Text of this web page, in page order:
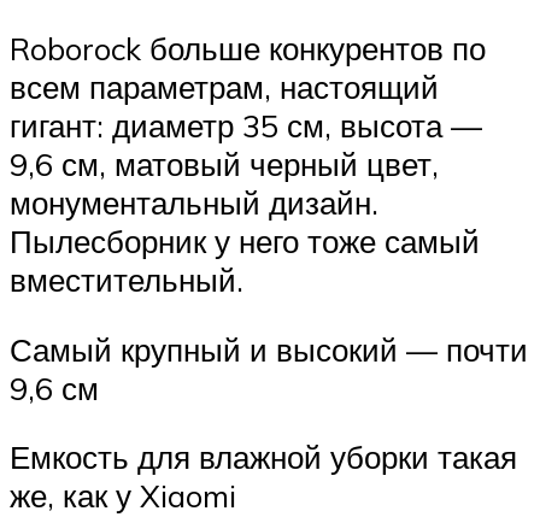
Roborock больше конкурентов по
всем параметрам, настоящий
гигант: диаметр 35 см, высота —
9,6 см, матовый черный цвет,
монументальный дизайн.
Пылесборник у него тоже самый
вместительный.
Самый крупный и высокий — почти
9,6 см
Емкость для влажной уборки такая
же, как у Xiaomi